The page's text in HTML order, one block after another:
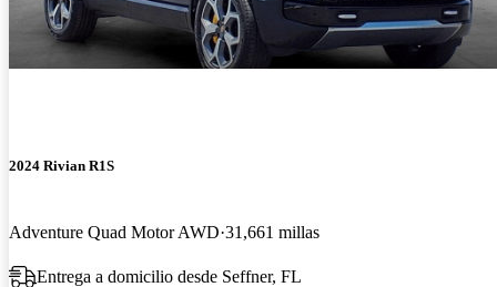
2024 Rivian R1S
Adventure Quad Motor AWD 31,661 millas
Entrega a domicilio desde Seffner, FL